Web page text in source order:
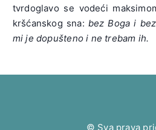
tvrdoglavo se vodeći
kršćanskog sna: bez Boga i
mi je dopušteno i ne trebam ih.
© Sva prava